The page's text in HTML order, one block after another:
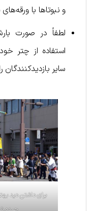
و نبوتاها با
لطفاً در صورت
استفاده از چتر
سایر